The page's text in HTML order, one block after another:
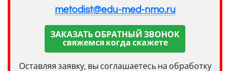
metodist@edu-med-nmo.ru
ЗАКАЗАТЬ ОБРАТНЫЙ ЗВОНОК
свяжемся когда скажете
Оставляя заявку, вы соглашаетесь на обработку